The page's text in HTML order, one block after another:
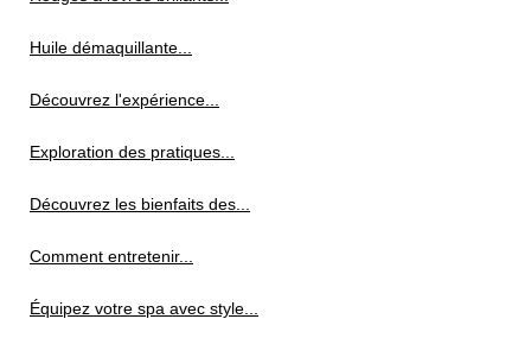
Huile démaquillante...
Découvrez l'expérience...
Exploration des pratiques...
Découvrez les bienfaits des...
Comment entretenir...
Équipez votre spa avec style...